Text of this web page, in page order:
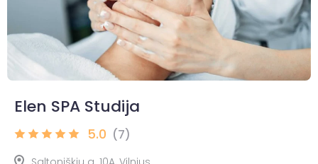
Elen SPA Studija
5.0 (7)